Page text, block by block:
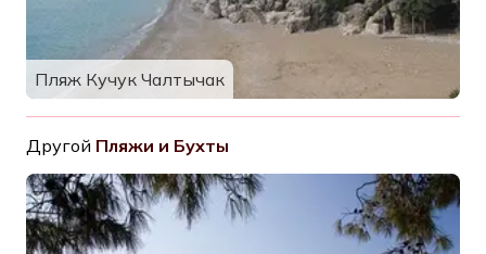
Пляж Кучук Чалтычак
Другой Пляжи и Бухты